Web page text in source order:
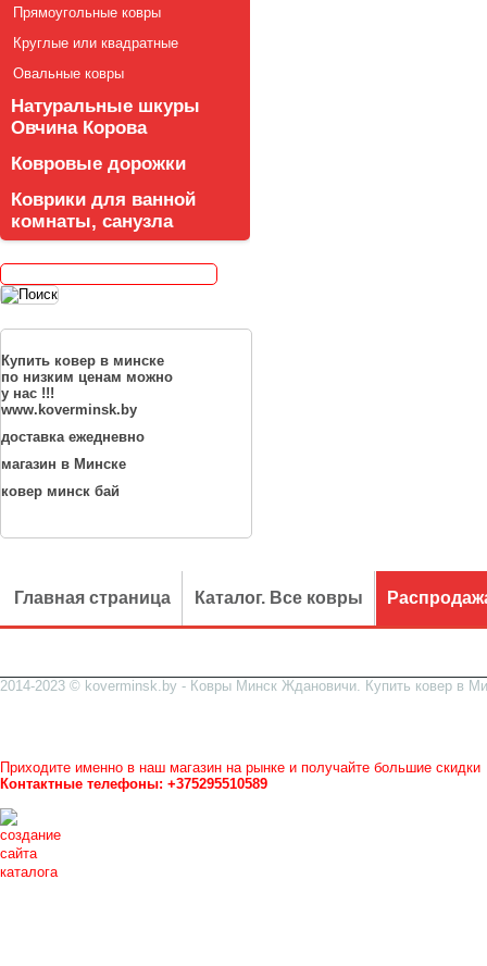
Прямоугольные ковры
Круглые или квадратные
Овальные ковры
Натуральные шкуры
Овчина Корова
Ковровые дорожки
Коврики для ванной
комнаты, санузла
Купить ковер в минске
по низким ценам можно
у нас !!!
www.koverminsk.by
доставка ежедневно
магазин в Минске
ковер минск бай
Главная страница Каталог. Все ковры
2014-2023 © koverminsk.by - Ковры Минск Ждановичи. Купить ковер в
Приходите именно в наш магазин на рынке и получайте большие скидки
Контактные телефоны: +375295510589